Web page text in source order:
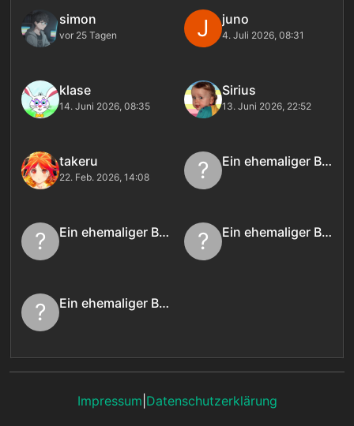
simon
vor 25 Tagen J juno
4. Juli 2026, 08:31
klase
14. Juni 2026, 08:35
Sirius
13. Juni 2026, 22:52
takeru
22. Feb. 2026, 14:08 ? Ein ehemaliger Benutzer
? Ein ehemaliger Benutzer ? Ein ehemaliger Benutzer
? Ein ehemaliger Benutzer
Impressum Datenschutzerklärung